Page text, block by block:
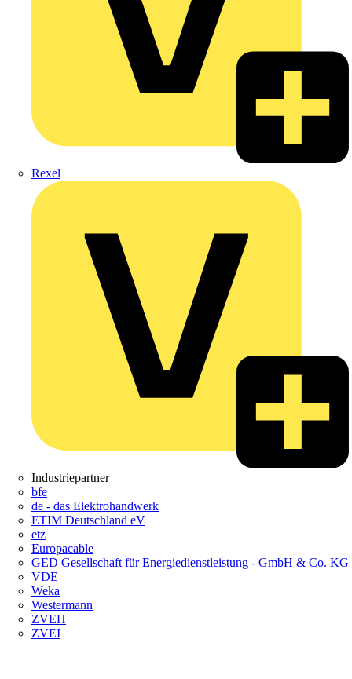
Rexel
Industriepartner
bfe
de - das Elektrohandwerk
ETIM Deutschland eV
etz
Europacable
GED Gesellschaft für Energiedienstleistung - GmbH & Co. KG
VDE
Weka
Westermann
ZVEH
ZVEI